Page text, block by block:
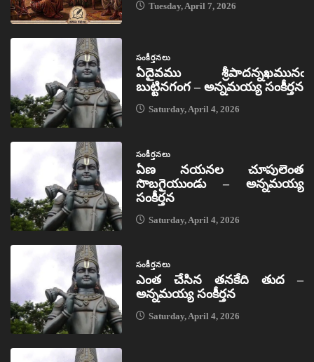
Tuesday, April 7, 2026
సంకీర్తనలు
ఏదైవము శ్రీపాదన్నఖమునఁ
బుట్టినగంగ – అన్నమయ్య సంకీర్తన
Saturday, April 4, 2026
సంకీర్తనలు
ఏణ నయనల చూపులెంత
సొబగైయుండు – అన్నమయ్య
సంకీర్తన
Saturday, April 4, 2026
సంకీర్తనలు
ఎంత చేసిన తనకేది తుద –
అన్నమయ్య సంకీర్తన
Saturday, April 4, 2026